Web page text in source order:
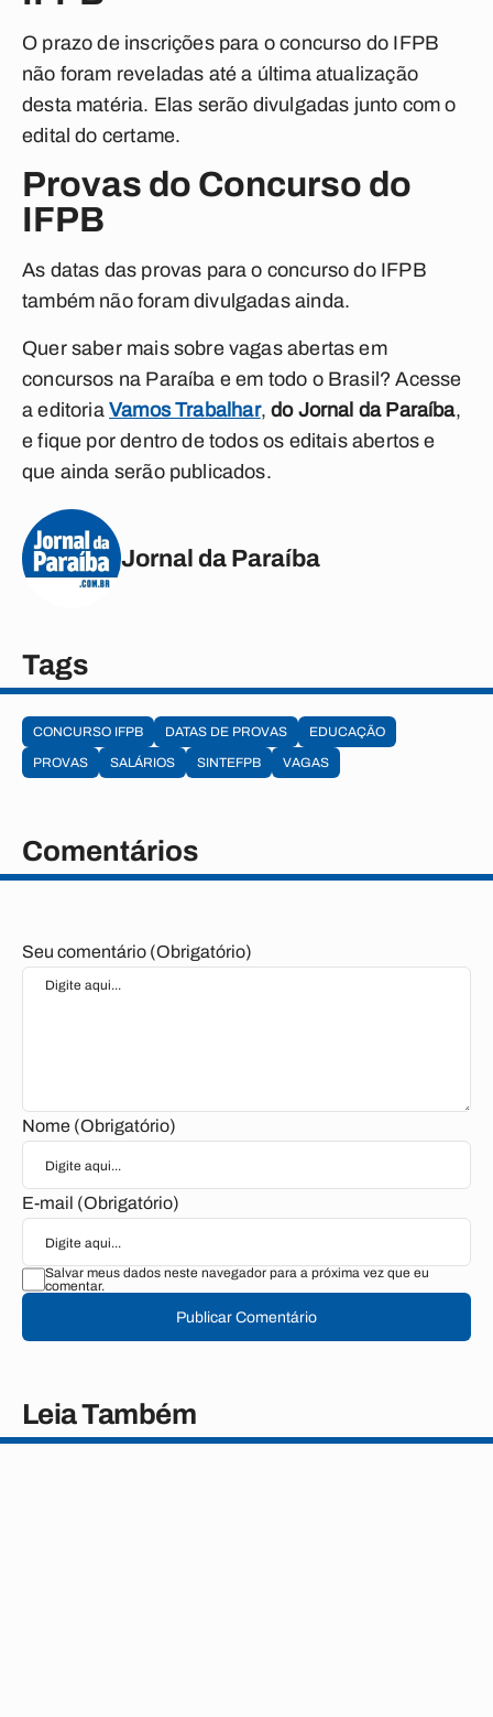
O prazo de inscrições para o concurso do IFPB
não foram reveladas até a última atualização
desta matéria. Elas serão divulgadas junto com o
edital do certame.
Provas do Concurso do
IFPB
As datas das provas para o concurso do IFPB
também não foram divulgadas ainda.
Quer saber mais sobre vagas abertas em
concursos na Paraíba e em todo o Brasil? Acesse
a editoria Vamos Trabalhar, do Jornal da Paraíba,
e fique por dentro de todos os editais abertos e
que ainda serão publicados.
Jornal da Paraíba
Tags
CONCURSO IFPB DATAS DE PROVAS
EDUCAÇÃO
PROVAS
SALÁRIOS SINTEFPB VAGAS
Comentários
Seu comentário (Obrigatório)
Nome (Obrigatório)
E-mail (Obrigatório)
Salvar meus dados neste navegador para a próxima vez que eu
comentar.
Publicar Comentário
Leia Também